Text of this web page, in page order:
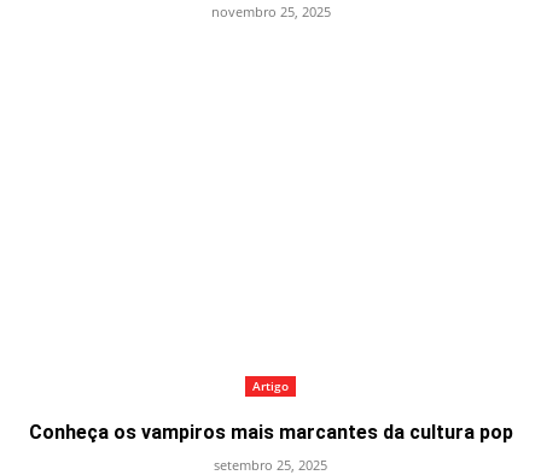
novembro 25, 2025
Artigo
Conheça os vampiros mais marcantes da cultura pop
setembro 25, 2025